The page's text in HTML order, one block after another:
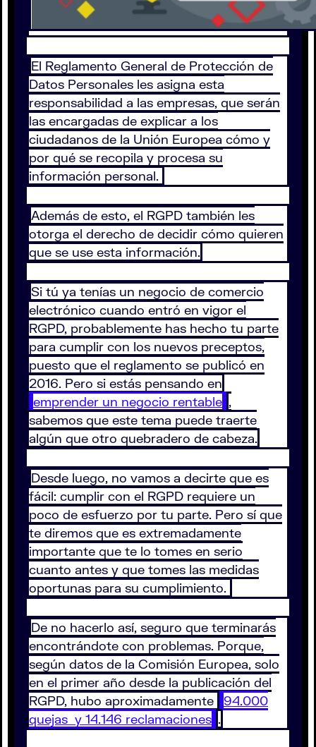
El Reglamento General de Protección de
Datos Personales les asigna esta
responsabilidad a las empresas, que serán
las encargadas de explicar a los
ciudadanos de la Unión Europea cómo y
por qué se recopila y procesa su
información personal.
Además de esto, el RGPD también les
otorga el derecho de decidir cómo quieren
que se use esta información.
Si tú ya tenías un negocio de comercio
electrónico cuando entró en vigor el
RGPD, probablemente has hecho tu parte
para cumplir con los nuevos preceptos,
puesto que el reglamento se publicó en
2016. Pero si estás pensando en
emprender un negocio rentable ,
sabemos que este tema puede traerte
algún que otro quebradero de cabeza.
Desde luego, no vamos a decirte que es
fácil: cumplir con el RGPD requiere un
poco de esfuerzo por tu parte. Pero sí que
te diremos que es extremadamente
importante que te lo tomes en serio
cuanto antes y que tomes las medidas
oportunas para su cumplimiento.
De no hacerlo así, seguro que terminarás
encontrándote con problemas. Porque,
según datos de la Comisión Europea, solo
en el primer año desde la publicación del
RGPD, hubo aproximadamente
94.000
quejas y 14.146 reclamaciones .